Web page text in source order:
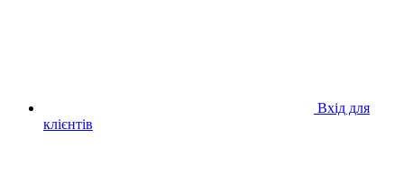
Вхід для
клієнтів